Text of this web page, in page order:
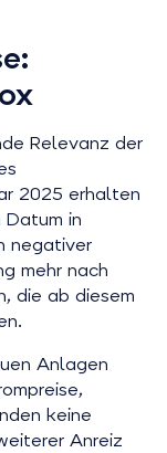
Relevanz der
2025 erhalten
in
negativer
mehr nach
die ab diesem
Anlagen
keine
Anreiz